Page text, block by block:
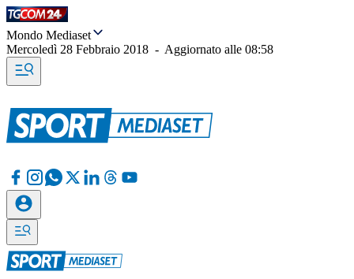
Mondo Mediaset
Mercoledì 28 Febbraio 2018 - Aggiornato alle 08:58